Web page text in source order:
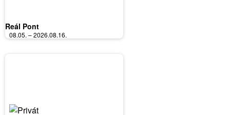
Reál Pont
08.05. – 2026.08.16.